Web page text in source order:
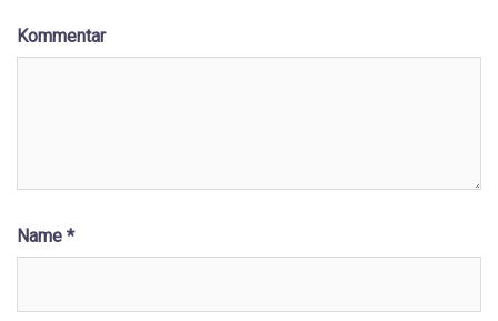
Kommentar
Name *